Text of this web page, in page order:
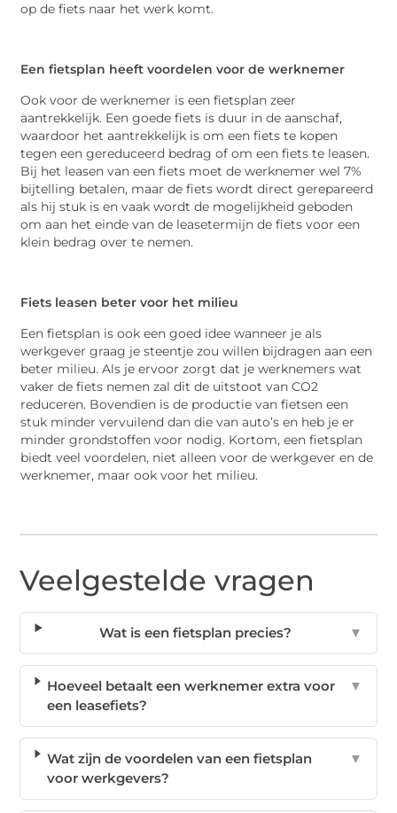
op de fiets naar het werk komt.
Een fietsplan heeft voordelen voor de werknemer
Ook voor de werknemer is een fietsplan zeer
aantrekkelijk. Een goede fiets is duur in de aanschaf,
waardoor het aantrekkelijk is om een fiets te kopen
tegen een gereduceerd bedrag of om een fiets te leasen.
Bij het leasen van een fiets moet de werknemer wel 7%
bijtelling betalen, maar de fiets wordt direct gerepareerd
als hij stuk is en vaak wordt de mogelijkheid geboden
om aan het einde van de leasetermijn de fiets voor een
klein bedrag over te nemen.
Fiets leasen beter voor het milieu
Een fietsplan is ook een goed idee wanneer je als
werkgever graag je steentje zou willen bijdragen aan een
beter milieu. Als je ervoor zorgt dat je werknemers wat
vaker de fiets nemen zal dit de uitstoot van CO2
reduceren. Bovendien is de productie van fietsen een
stuk minder vervuilend dan die van auto’s en heb je er
minder grondstoffen voor nodig. Kortom, een fietsplan
biedt veel voordelen, niet alleen voor de werkgever en de
werknemer, maar ook voor het milieu.
Veelgestelde vragen
Wat is een fietsplan precies? ▼
Hoeveel betaalt een werknemer extra voor
een leasefiets?
▼
Wat zijn de voordelen van een fietsplan
voor werkgevers?
▼